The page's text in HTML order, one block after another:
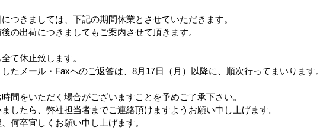
つきましては、下記の期間休業とさせていただきます。
の出荷につきましてもご案内させて頂きます。
て休止致します。
たメール・Faxへのご返答は、8月17日（月）以降に、順次行ってまいります。
間をいただく場合がございますことを予めご了承下さい。
したら、弊社担当者までご連絡頂けますようお願い申し上げます。
何卒宜しくお願い申し上げます。